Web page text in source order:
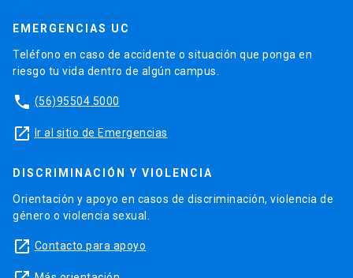
EMERGENCIAS UC
Teléfono en caso de accidente o situación que ponga en
riesgo tu vida dentro de algún campus.
phone (56)95504 5000
launch Ir al sitio de Emergencias
DISCRIMINACIÓN Y VIOLENCIA
Orientación y apoyo en casos de discriminación, violencia de
género o violencia sexual.
launch Contacto para apoyo